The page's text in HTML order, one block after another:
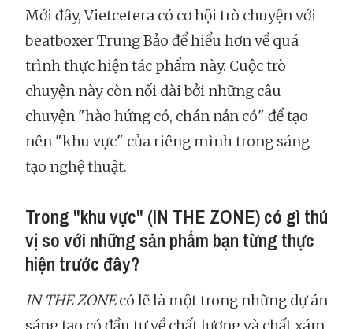
Mới đây, Vietcetera có cơ hội trò chuyện với
beatboxer Trung Bảo để hiểu hơn về quá
trình thực hiện tác phẩm này. Cuộc trò
chuyện này còn nối dài bởi những câu
chuyện "hào hứng có, chán nản có" để tạo
nên "khu vực" của riêng mình trong sáng
tạo nghệ thuật.
Trong "khu vực" (IN THE ZONE) có gì thú
vị so với những sản phẩm bạn từng thực
hiện trước đây?
IN THE ZONEcó lẽ là một trong những dự án